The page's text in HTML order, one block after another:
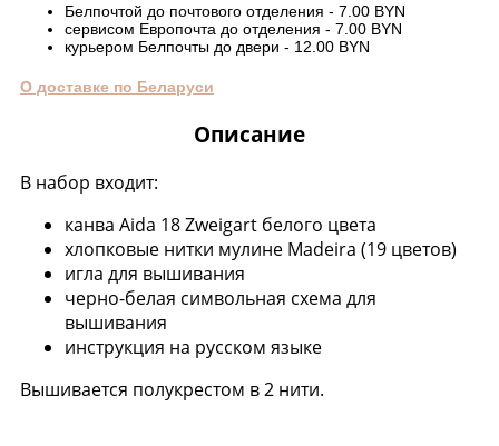
Белпочтой до почтового отделения - 7.00 BYN
сервисом Европочта до отделения - 7.00 BYN
курьером Белпочты до двери - 12.00 BYN
О доставке по Беларуси
Описание
В набор входит:
канва Aida 18 Zweigart белого цвета
хлопковые нитки мулине Madeira (19 цветов)
игла для вышивания
черно-белая символьная схема для
вышивания
инструкция на русском языке
Вышивается полукрестом в 2 нити.